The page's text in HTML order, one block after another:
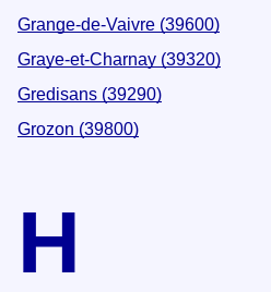
Grange-de-Vaivre (39600)
Graye-et-Charnay (39320)
Gredisans (39290)
Grozon (39800)
H